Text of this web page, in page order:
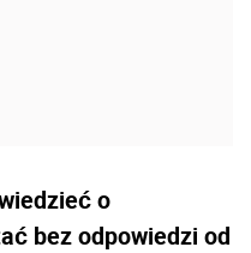
o
bez odpowiedzi od